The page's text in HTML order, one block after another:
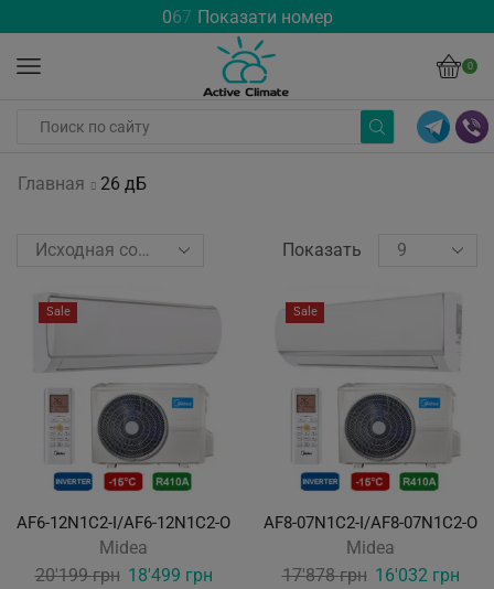
067 Показати номер
0
Главная 26 дБ
Показать
Sale
AF6-12N1C2-I/AF6-12N1C2-O
Midea
20'199грн Original
18'499 грнCurrent
Sale
AF8-07N1C2-I/AF8-07N1C2-O
Midea
17'878грн Original
16'032 грн